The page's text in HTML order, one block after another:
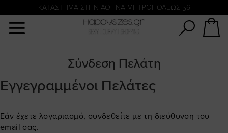
KATΑΣΤΗΜΑ ΣΤΗΝ ΑΘΗΝΑ ΜΗΤΡΟΠΟΛΕΩΣ 56
Σύνδεση Πελάτη
Εγγεγραμμένοι Πελάτες
Εάν έχετε λογαριασμό, συνδεθείτε με τη διεύθυνση του
email σας.
Αναζήτηση